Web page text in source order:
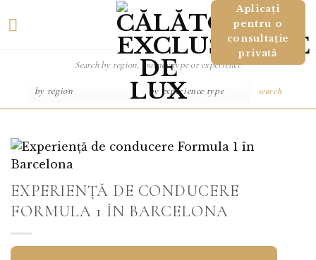
Aplicați
pentru o
consultație
privată
search
EXPERIENȚĂ DE CONDUCERE
FORMULA 1 ÎN BARCELONA